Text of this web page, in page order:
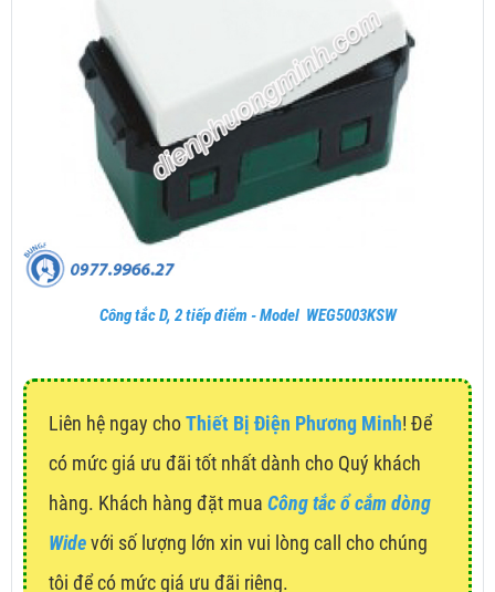
Công tắc D, 2 tiếp điểm - Model WEG5003KSW
Liên hệ ngay choThiết Bị Điện Phương Minh! Để
có mức giá ưu đãi tốt nhất dành cho Quý khách
hàng. Khách hàng đặt mua Công tắc ổ cắm dòng
Widevới số lượng lớn xin vui lòng call cho chúng
tôi để có mức giá ưu đãi riêng.